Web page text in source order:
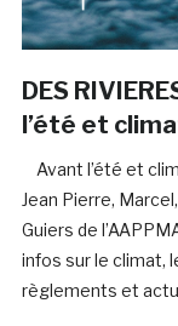
DES
l’été et
Avant l’été et
Jean Pierre,
Guiers de
infos sur le climat,
règlements et